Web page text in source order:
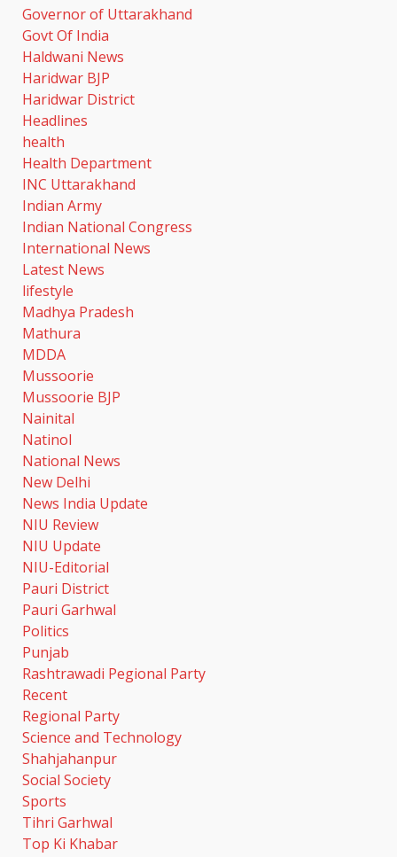
Governor of Uttarakhand
Govt Of India
Haldwani News
Haridwar BJP
Haridwar District
Headlines
health
Health Department
INC Uttarakhand
Indian Army
Indian National Congress
International News
Latest News
lifestyle
Madhya Pradesh
Mathura
MDDA
Mussoorie
Mussoorie BJP
Nainital
Natinol
National News
New Delhi
News India Update
NIU Review
NIU Update
NIU-Editorial
Pauri District
Pauri Garhwal
Politics
Punjab
Rashtrawadi Pegional Party
Recent
Regional Party
Science and Technology
Shahjahanpur
Social Society
Sports
Tihri Garhwal
Top Ki Khabar
4
अलर्ट, ऋषिकेश में बम निरोधक दस्ते का
सघन चेकिंग अभियान
5
झारखंड छात्र आंदोलन ने बढ़ाई सरकार
6
7
दो सगे भाइयों को किया गिरफ्तार
1
2
August 6, 2026